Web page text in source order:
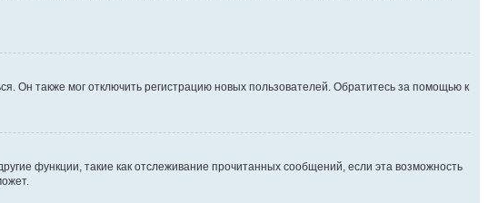
Он также мог отключить регистрацию новых пользователей. Обратитесь за помощью к
функции, такие как отслеживание прочитанных сообщений, если эта возможность